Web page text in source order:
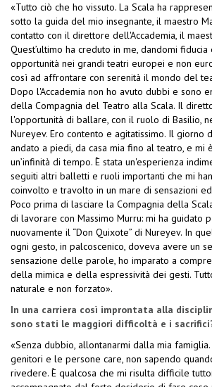
«Tutto ciò che ho vissuto. La Scala ha
sotto la guida del mio insegnante, il maestro
contatto con il direttore dell'Accademia, il
Quest’ultimo ha creduto in me, dandomi
opportunità nei grandi teatri europei e non
così ad affrontare con serenità il mondo del
Dopo l'Accademia non ho avuto dubbi e sono
della Compagnia del Teatro alla Scala. Il
l'opportunità di ballare, con il ruolo di Basilio,
Nureyev. Ero contento e agitatissimo. Il giorno
andato a piedi, da casa mia fino al teatro, e mi
un’infinità di tempo. È stata un'esperienza
seguiti altri balletti e ruoli importanti che mi
coinvolto e travolto in un mare di sensazioni
Poco prima di lasciare la Compagnia della
di lavorare con Massimo Murru: mi ha guidato
nuovamente il “Don Quixote” di Nureyev. In
ogni gesto, in palcoscenico, doveva avere un
sensazione delle parole, ho imparato a
della mimica e della espressività dei gesti.
naturale e non forzato».
In una carriera così improntata alla
sono stati le maggiori difficoltà e i
«Senza dubbio, allontanarmi dalla mia
genitori e le persone care, non sapendo
rivedere. È qualcosa che mi risulta difficile